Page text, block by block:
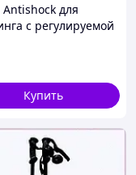
для
с регулируемой
Купить